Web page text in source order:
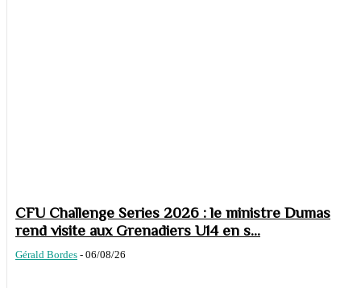
CFU Challenge Series 2026 : le ministre Dumas
rend visite aux Grenadiers U14 en s...
Gérald Bordes - 06/08/26